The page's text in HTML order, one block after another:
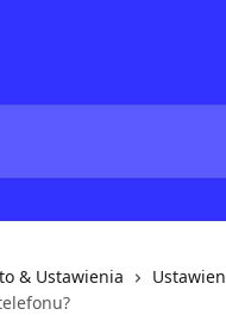
& Ustawienia